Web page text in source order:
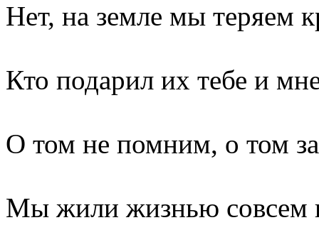
Нет, на земле мы теряем
Кто подарил их тебе и
О том не помним, о том
Мы жили жизнью совсем